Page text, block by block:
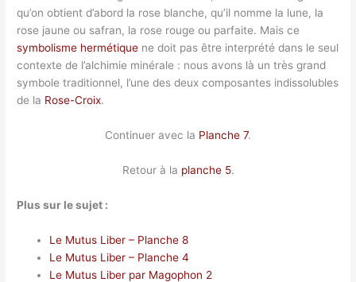
qu’on obtient d’abord la rose blanche, qu’il nomme la lune, la
rose jaune ou safran, la rose rouge ou parfaite. Mais ce
symbolisme hermétique ne doit pas être interprété dans le seul
contexte de l’alchimie minérale : nous avons là un très grand
symbole traditionnel, l’une des deux composantes indissolubles
de la Rose-Croix.
Continuer avec la Planche 7.
Retour à la planche 5.
Plus sur le sujet :
Le Mutus Liber – Planche 8
Le Mutus Liber – Planche 4
Le Mutus Liber par Magophon 2